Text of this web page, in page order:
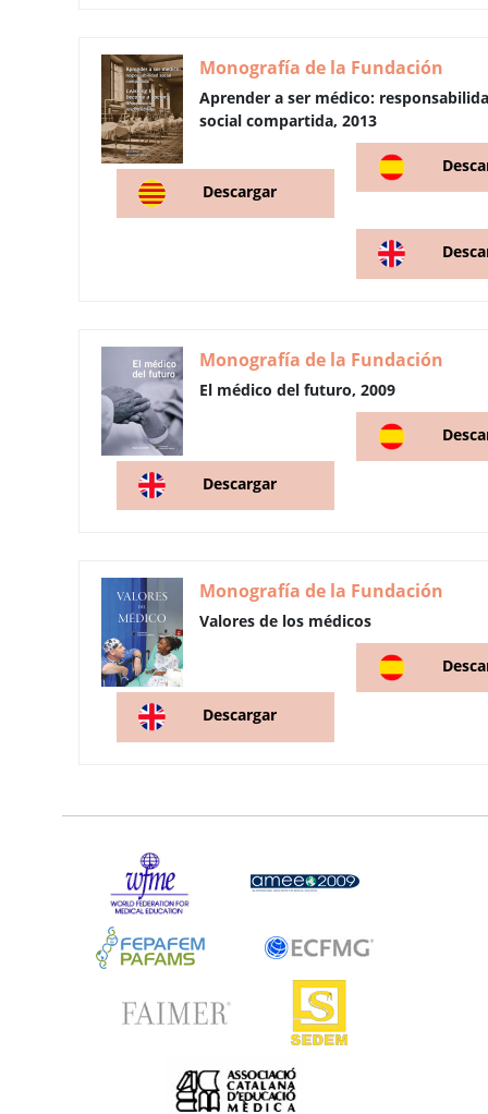
Monografía de la Fundación
Aprender a ser médico:
social compartida, 2013
Descargar
Monografía de la Fundación
El médico del futuro, 2009
Descargar
Monografía de la Fundación
Valores de los médicos
Descargar